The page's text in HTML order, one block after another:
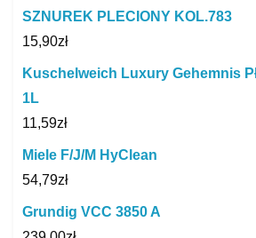
SZNUREK PLECIONY KOL.783
15,90zł
Kuschelweich Luxury Gehemnis
1L
11,59zł
Miele F/J/M HyClean
54,79zł
Grundig VCC 3850 A